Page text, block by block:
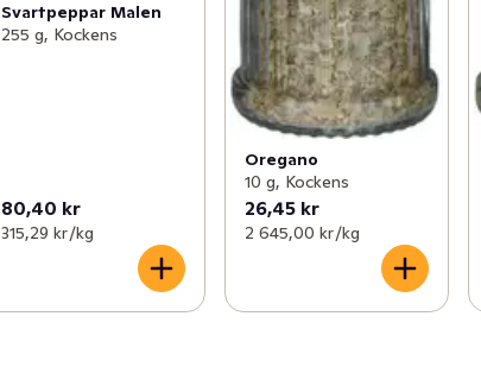
Svartpeppar Malen
255 g, Kockens
80,40 kr
315,29 kr /kg
Oregano
10 g, Kockens
26,45 kr
2 645,00 kr /kg